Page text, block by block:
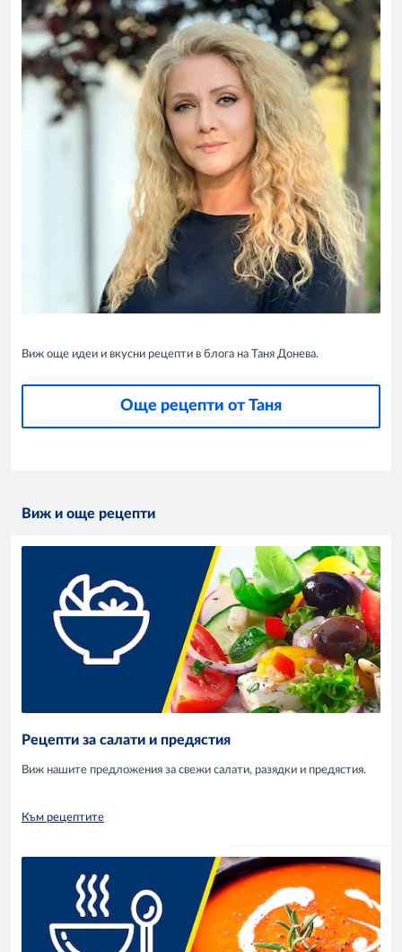
Виж още идеи и вкусни рецепти в блога на Таня Донева.
Още рецепти от Таня
Виж и още рецепти
Рецепти за салати и предястия
Виж нашите предложения за свежи салати, разядки и предястия.
Към рецептите